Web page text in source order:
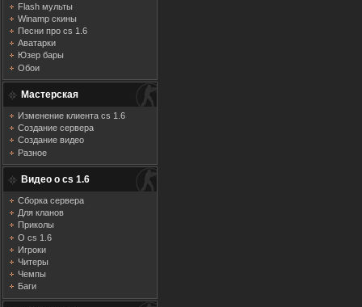
Flash мульты
Winamp скины
Песни про cs 1.6
Аватарки
Юзер бары
Обои
Мастерская
Изменение клиента cs 1.6
Создание сервера
Создание видео
Разное
Видео о cs 1.6
Сборка сервера
Для кланов
Приколы
О cs 1.6
Игроки
Читеры
Чемпы
Баги